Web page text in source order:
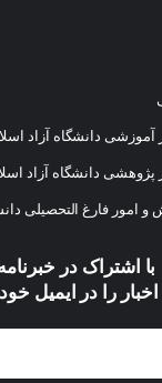
آموزشی دانشگاه آزاد
پژوهشی دانشگاه آزاد
امور فارغ التحصیلی
با اشتراک در
را در ایمیل